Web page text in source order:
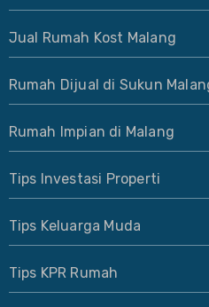
Jual Rumah Kost Malang
Rumah Dijual di Sukun
Rumah Impian di Malang
Tips Investasi Properti
Tips Keluarga Muda
Tips KPR Rumah